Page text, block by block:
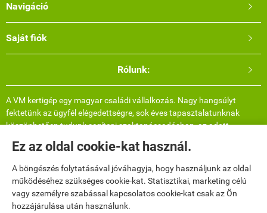
Ez az oldal cookie-kat használ.
A böngészés folytatásával jóváhagyja, hogy használjunk az oldal
működéséhez szükséges cookie-kat. Statisztikai, marketing célú
vagy személyre szabással kapcsolatos cookie-kat csak az Ön
hozzájárulása után használunk.
Navigáció 
Saját fiók 
Rólunk: 
A VM kertigép egy magyar családi vállalkozás. Nagy hangsúlyt
fektetünk az ügyfél elégedettségre, sok éves tapasztalatunknak
köszönhetően tudunk segíteni szaktanácsadásban, az adott
képpel. Telefonos elérhetőségünkön hétvégén is lehet érdeklődni.
Valós, saját árukészlettel rendelkezünk így nincs meglepetés, azt
küldjük ami a képen van (ellenkező esetben mindenképpen
egyeztetünk).